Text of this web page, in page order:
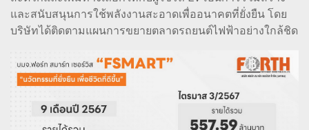
และสนับสนุนการใช้พลังงานสะอาดเพื่ออนาคตที่ยั่งยืน โดย
บริษัทได้ติดตามแผนการขยายตลาดรถยนต์ไฟฟ้าอย่างใกล้ชิด